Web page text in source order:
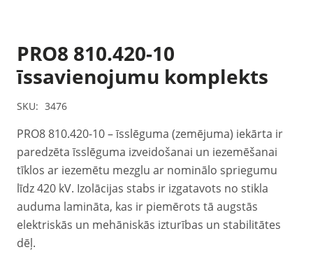
PRO8 810.420-10
īssavienojumu komplekts
SKU: 3476
PRO8 810.420-10 – īsslēguma (zemējuma) iekārta ir
paredzēta īsslēguma izveidošanai un iezemēšanai
tīklos ar iezemētu mezglu ar nominālo spriegumu
līdz 420 kV. Izolācijas stabs ir izgatavots no stikla
auduma lamināta, kas ir piemērots tā augstās
elektriskās un mehāniskās izturības un stabilitātes
dēļ.